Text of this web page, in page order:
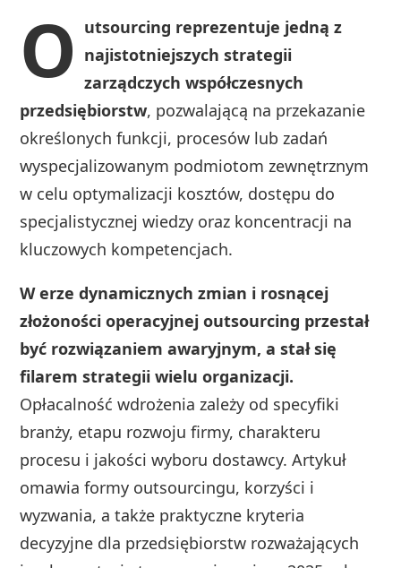
O utsourcing reprezentuje jedną z
najistotniejszych strategii
zarządczych współczesnych
przedsiębiorstw, pozwalającą na przekazanie
określonych funkcji, procesów lub zadań
wyspecjalizowanym podmiotom zewnętrznym
w celu optymalizacji kosztów, dostępu do
specjalistycznej wiedzy oraz koncentracji na
kluczowych kompetencjach.
W erze dynamicznych zmian i rosnącej
złożoności operacyjnej outsourcing przestał
być rozwiązaniem awaryjnym, a stał się
filarem strategii wielu organizacji.
Opłacalność wdrożenia zależy od specyfiki
branży, etapu rozwoju firmy, charakteru
procesu i jakości wyboru dostawcy. Artykuł
omawia formy outsourcingu, korzyści i
wyzwania, a także praktyczne kryteria
decyzyjne dla przedsiębiorstw rozważających